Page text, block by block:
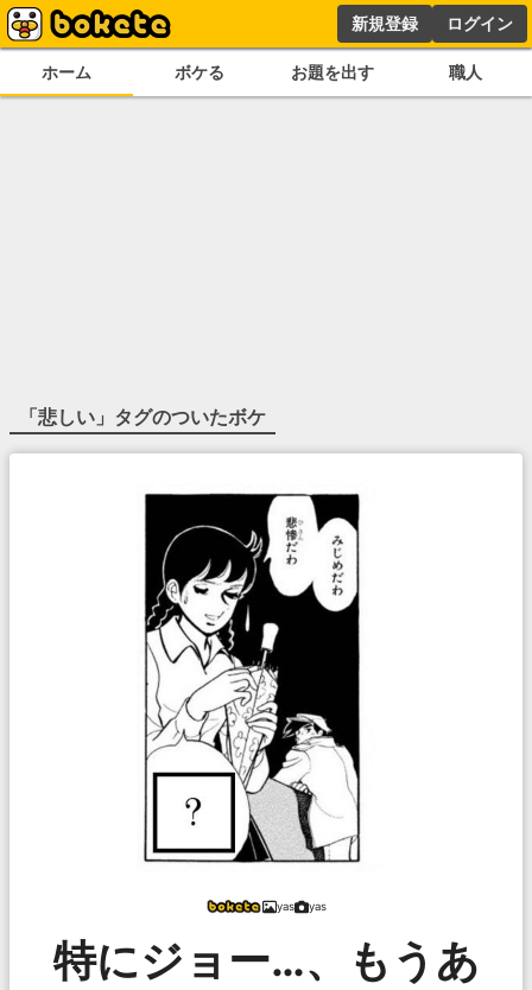
新規登録 ログイン
ホーム ボケる お題を出す 職人
「悲しい 」タグのついたボケ
yas yas
特にジョー…、もうあ